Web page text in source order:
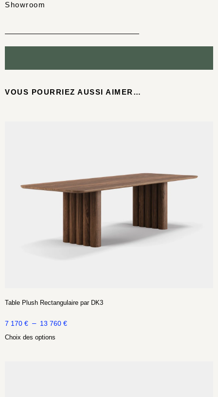
Showroom
VOUS POURRIEZ AUSSI AIMER…
Table Plush Rectangulaire par DK3
7 170 € – 13 760 €
Choix des options